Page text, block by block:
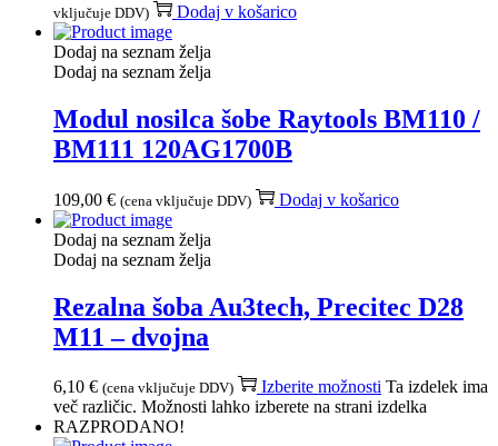
vključuje DDV)
Dodaj v košarico
Dodaj na seznam želja
Dodaj na seznam želja
Modul nosilca šobe Raytools BM110 /
BM111 120AG1700B
109,00 € (cena vključuje DDV) Dodaj v košarico
Dodaj na seznam želja
Dodaj na seznam želja
Rezalna šoba Au3tech, Precitec D28
M11 – dvojna
6,10 € (cena vključuje DDV) Izberite možnosti Ta izdelek ima
več različic. Možnosti lahko izberete na strani izdelka
RAZPRODANO!